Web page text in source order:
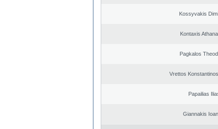
Kossyvakis
Kontaxis
Pagkalos
Vrettos
Papailias
Giannakis